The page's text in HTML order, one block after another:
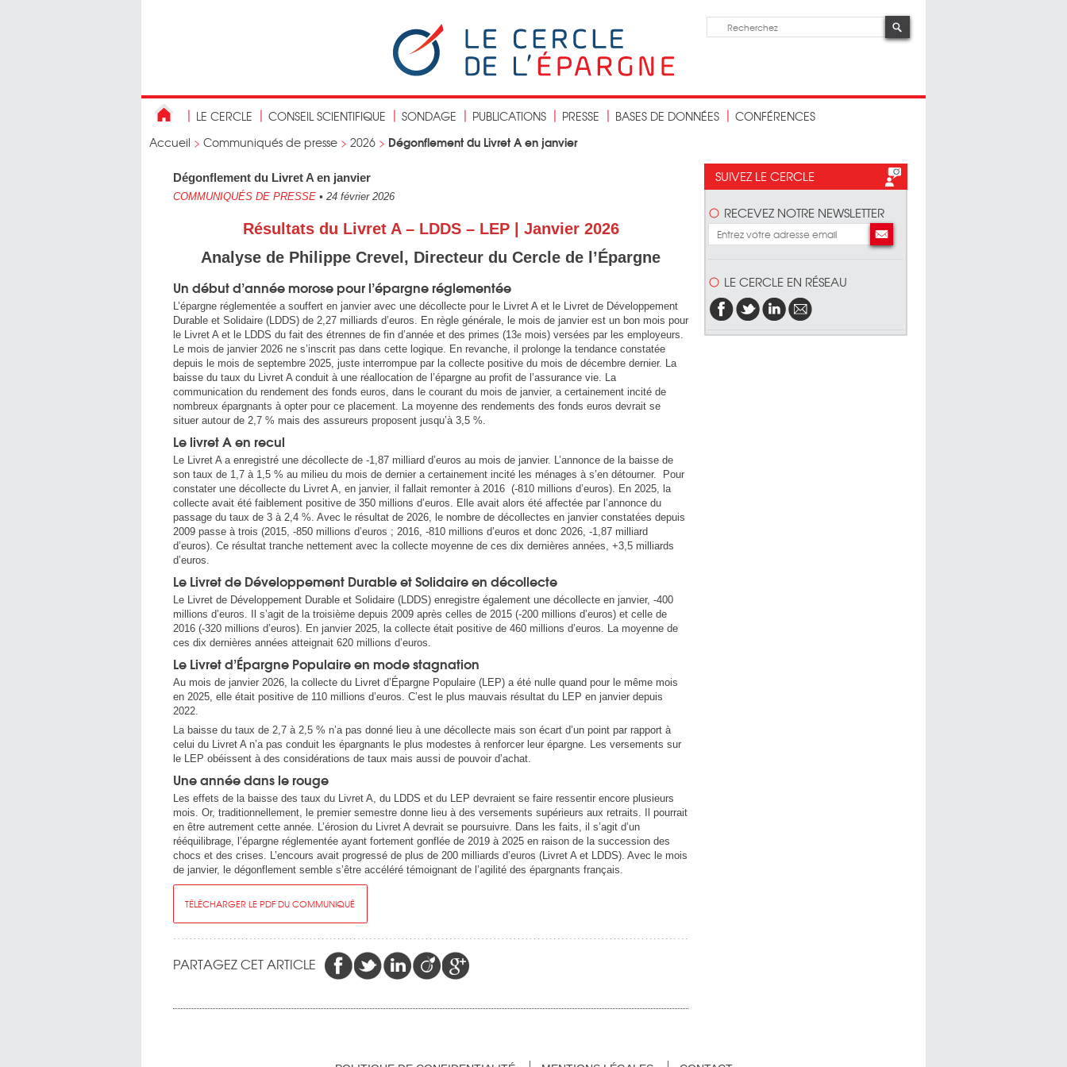
LE CERCLE CONSEIL SCIENTIFIQUE SONDAGE PUBLICATIONS PRESSE BASES DE DONNÉES
CONFÉRENCES
Accueil > Communiqués de presse > 2026 > Dégonflement du Livret A en janvier
Dégonflement du Livret A en janvier
COMMUNIQUÉS DE PRESSE • 24 février 2026
Résultats du Livret A – LDDS – LEP | Janvier 2026
Analyse de Philippe Crevel, Directeur du Cercle de l’Épargne
Un début d’année morose pour l’épargne réglementée
L’épargne réglementée a souffert en janvier avec une décollecte pour le Livret A et le Livret de Développement
Durable et Solidaire (LDDS) de 2,27 milliards d’euros. En règle générale, le mois de janvier est un bon mois pour
le Livret A et le LDDS du fait des étrennes de fin d’année et des primes (13e mois) versées par les employeurs.
Le mois de janvier 2026 ne s’inscrit pas dans cette logique. En revanche, il prolonge la tendance constatée
depuis le mois de septembre 2025, juste interrompue par la collecte positive du mois de décembre dernier. La
baisse du taux du Livret A conduit à une réallocation de l’épargne au profit de l’assurance vie. La
communication du rendement des fonds euros, dans le courant du mois de janvier, a certainement incité de
nombreux épargnants à opter pour ce placement. La moyenne des rendements des fonds euros devrait se
situer autour de 2,7 % mais des assureurs proposent jusqu’à 3,5 %.
Le livret A en recul
Le Livret A a enregistré une décollecte de -1,87 milliard d’euros au mois de janvier. L’annonce de la baisse de
son taux de 1,7 à 1,5 % au milieu du mois de dernier a certainement incité les ménages à s’en détourner. Pour
constater une décollecte du Livret A, en janvier, il fallait remonter à 2016 (-810 millions d’euros). En 2025, la
collecte avait été faiblement positive de 350 millions d’euros. Elle avait alors été affectée par l’annonce du
passage du taux de 3 à 2,4 %. Avec le résultat de 2026, le nombre de décollectes en janvier constatées depuis
2009 passe à trois (2015, -850 millions d’euros ; 2016, -810 millions d’euros et donc 2026, -1,87 milliard
d’euros). Ce résultat tranche nettement avec la collecte moyenne de ces dix dernières années, +3,5 milliards
d’euros.
Le Livret de Développement Durable et Solidaire en décollecte
Le Livret de Développement Durable et Solidaire (LDDS) enregistre également une décollecte en janvier, -400
millions d’euros. Il s’agit de la troisième depuis 2009 après celles de 2015 (-200 millions d’euros) et celle de
2016 (-320 millions d’euros). En janvier 2025, la collecte était positive de 460 millions d’euros. La moyenne de
ces dix dernières années atteignait 620 millions d’euros.
Le Livret d’Épargne Populaire en mode stagnation
Au mois de janvier 2026, la collecte du Livret d’Épargne Populaire (LEP) a été nulle quand pour le même mois
en 2025, elle était positive de 110 millions d’euros. C’est le plus mauvais résultat du LEP en janvier depuis
2022.
La baisse du taux de 2,7 à 2,5 % n’a pas donné lieu à une décollecte mais son écart d’un point par rapport à
celui du Livret A n’a pas conduit les épargnants le plus modestes à renforcer leur épargne. Les versements sur
le LEP obéissent à des considérations de taux mais aussi de pouvoir d’achat.
Une année dans le rouge
Les effets de la baisse des taux du Livret A, du LDDS et du LEP devraient se faire ressentir encore plusieurs
mois. Or, traditionnellement, le premier semestre donne lieu à des versements supérieurs aux retraits. Il pourrait
en être autrement cette année. L’érosion du Livret A devrait se poursuivre. Dans les faits, il s’agit d’un
rééquilibrage, l’épargne réglementée ayant fortement gonflée de 2019 à 2025 en raison de la succession des
chocs et des crises. L’encours avait progressé de plus de 200 milliards d’euros (Livret A et LDDS). Avec le mois
de janvier, le dégonflement semble s’être accéléré témoignant de l’agilité des épargnants français.
TÉLÉCHARGER LE PDF DU COMMUNIQUÉ
PARTAGEZ CET ARTICLE
SUIVEZ LE CERCLE
RECEVEZ NOTRE NEWSLETTER
LE CERCLE EN RÉSEAU